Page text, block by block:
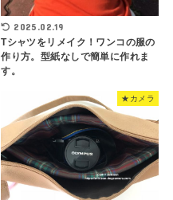
2025.02.19
Tシャツをリメイク！ワンコの服の
作り方。型紙なしで簡単に作れま
す。
★カメラ